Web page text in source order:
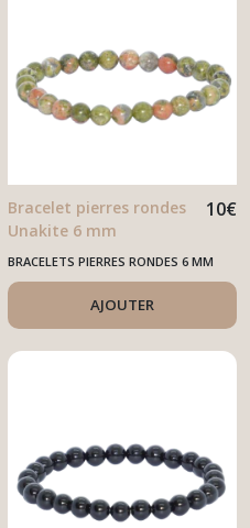
Bracelet pierres rondes
Unakite 6 mm
10€
BRACELETS PIERRES RONDES 6 MM
AJOUTER